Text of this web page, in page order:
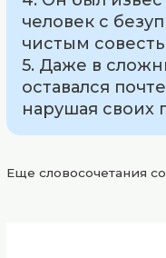
человек с
чистым
5. Даже в
оставался
нарушая своих
Еще словосочетания